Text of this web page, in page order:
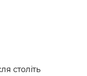
століть